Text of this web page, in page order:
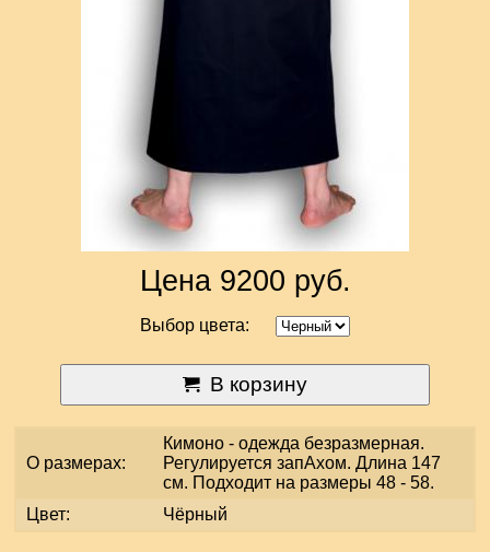
Цена 9200 руб.
Выбор цвета:
В корзину
О размерах:
Кимоно - одежда безразмерная.
Регулируется запАхом. Длина 147
см. Подходит на размеры 48 - 58.
Цвет:
Чёрный